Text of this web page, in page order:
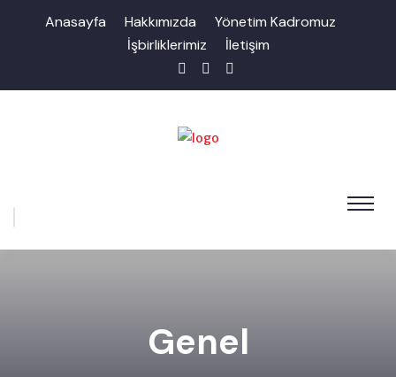
Anasayfa Hakkımızda
Yönetim Kadromuz
İşbirliklerimiz
İletişim
Genel